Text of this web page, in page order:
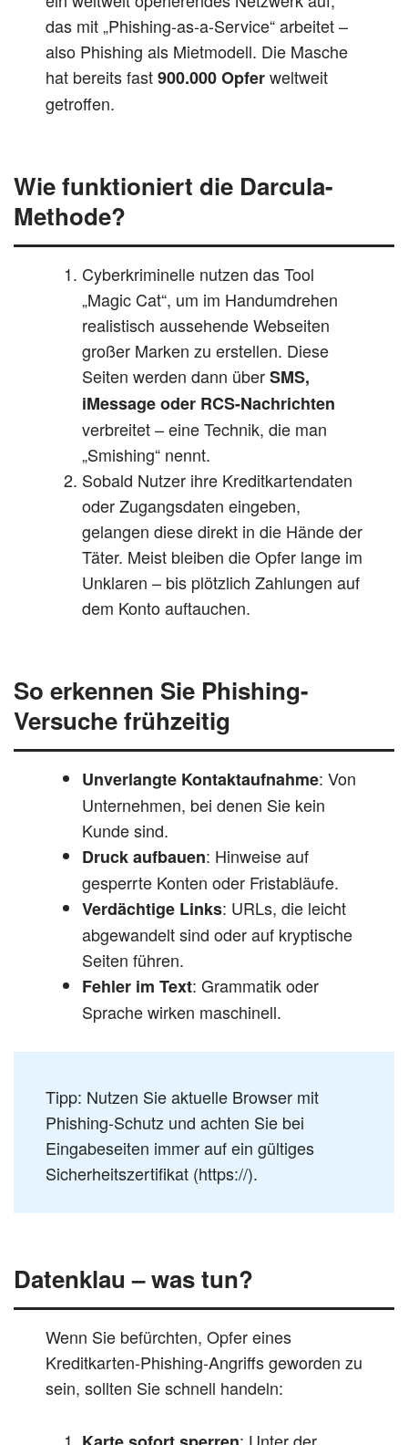
das mit „Phishing-as-a-Service“ arbeitet –
also Phishing als Mietmodell. Die Masche
hat bereits fast900.000 Opferweltweit
getroffen.
Wie funktioniert die Darcula-
Methode?
Cyberkriminelle nutzen das Tool
„Magic Cat“, um im Handumdrehen
realistisch aussehende Webseiten
großer Marken zu erstellen. Diese
Seiten werden dann überSMS,
iMessage oder RCS-Nachrichten
verbreitet – eine Technik, die man
„Smishing“ nennt.
Sobald Nutzer ihre Kreditkartendaten
oder Zugangsdaten eingeben,
gelangen diese direkt in die Hände der
Täter. Meist bleiben die Opfer lange im
Unklaren – bis plötzlich Zahlungen auf
dem Konto auftauchen.
So erkennen Sie Phishing-
Versuche frühzeitig
Unverlangte Kontaktaufnahme: Von
Unternehmen, bei denen Sie kein
Kunde sind.
Druck aufbauen: Hinweise auf
gesperrte Konten oder Fristabläufe.
Verdächtige Links: URLs, die leicht
abgewandelt sind oder auf kryptische
Seiten führen.
Fehler im Text: Grammatik oder
Sprache wirken maschinell.
Tipp: Nutzen Sie aktuelle Browser mit
Phishing-Schutz und achten Sie bei
Eingabeseiten immer auf ein gültiges
Sicherheitszertifikat (https://).
Datenklau – was tun?
Wenn Sie befürchten, Opfer eines
Kreditkarten-Phishing-Angriffs geworden zu
sein, sollten Sie schnell handeln: